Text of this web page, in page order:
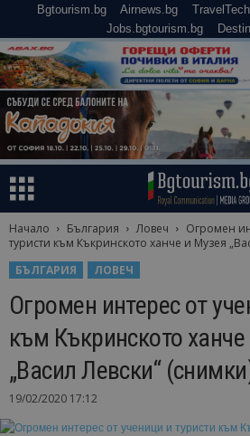
Bgtourism.bg Airnews.bg
Jobs.bgtourism.bg
Начало България Ловеч
Огромен
туристи към Къкринското ханче и Музея
БЪЛГАРИЯ
ЛОВЕЧ
Огромен интерес от
към Къкринското
„Васил Левски“
19/02/2020 17:12